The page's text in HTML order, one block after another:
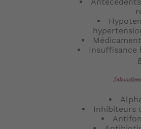
Insuffisance
Inhibiteurs